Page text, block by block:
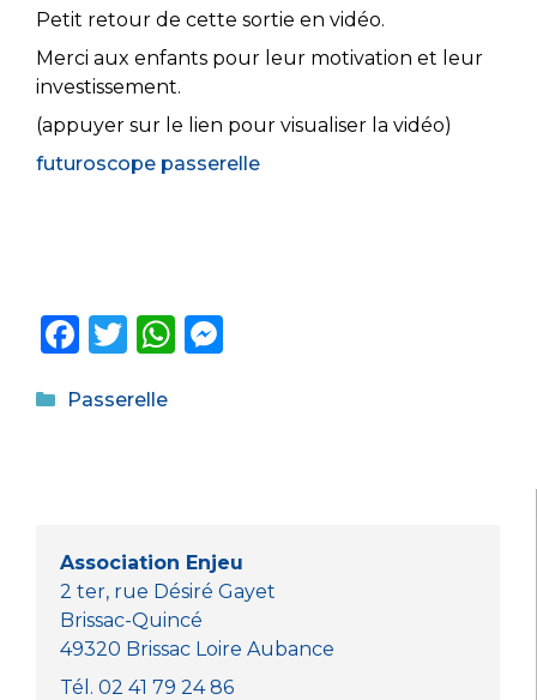
Petit retour de cette sortie en vidéo.
Merci aux enfants pour leur motivation et leur
investissement.
(appuyer sur le lien pour visualiser la vidéo)
futuroscope passerelle
F
c
o
k
T
it
W
p er
Catégories
Passerelle
Association Enjeu
2 ter, rue Désiré Gayet
Brissac-Quincé
49320 Brissac Loire Aubance
Tél. 02 41 79 24 86